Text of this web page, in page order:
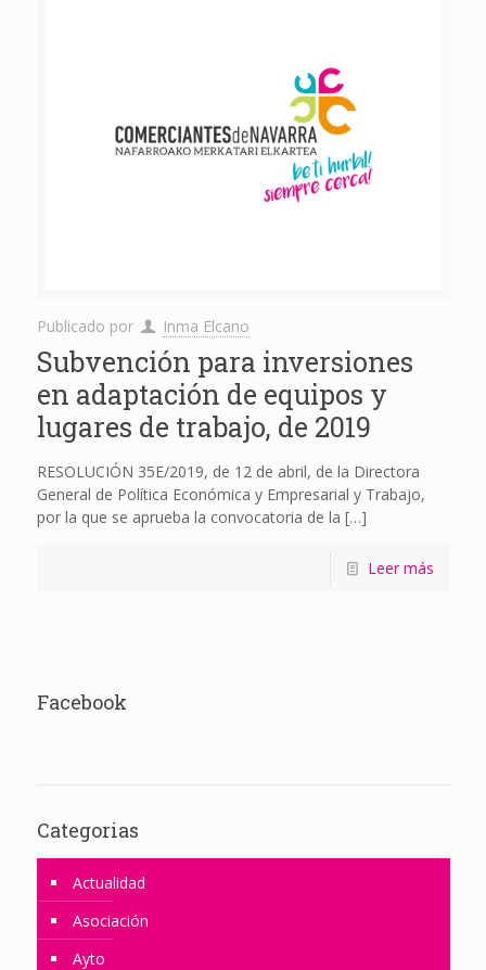
Publicado por Inma Elcano
Subvención para inversiones
en adaptación de equipos y
lugares de trabajo, de 2019
RESOLUCIÓN 35E/2019, de 12 de abril, de la Directora
General de Política Económica y Empresarial y Trabajo,
por la que se aprueba la convocatoria de la […]
Leer más
Facebook
Categorias
Actualidad
Asociación
Ayto